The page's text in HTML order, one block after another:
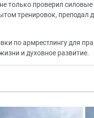
только проверил силовые
тренировок, преподал
по армрестлингу для
и духовное развитие.